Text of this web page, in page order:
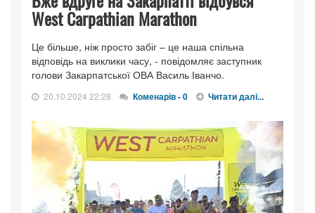
West Carpathian Marathon
Це більше, ніж просто забіг – це наша спільна
відповідь на виклики часу, - повідомляє заступник
голови Закарпатської ОВА Василь Іванчо.
20.10.2024 22:28 Коменарів - 0 Читати далі...